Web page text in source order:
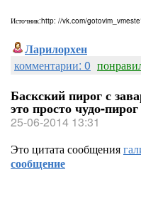
Источник:http: //vk.com/
Ларилорхен
комментарии: 0
Баскский пирог с
это просто чудо-
25-06-2014 13:31
Это цитата сообщения
сообщение